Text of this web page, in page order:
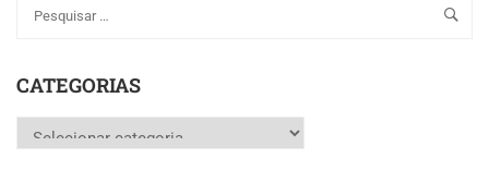
CATEGORIAS
Categorias